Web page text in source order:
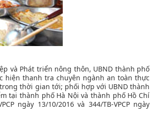
và Phát triển nông thôn, UBND thành phố
hiện thanh tra chuyên ngành an toàn thực
thời gian tới; phối hợp với UBND thành
tại thành phố Hà Nội và thành phố Hồ Chí
ngày 13/10/2016 và 344/TB-VPCP ngày